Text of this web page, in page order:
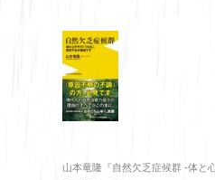
山本竜隆『自然欠乏症候群 -体と